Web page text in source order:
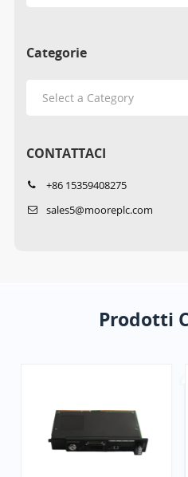
Categorie
CONTATTACI
+86 15359408275
sales5@mooreplc.com
Prodotti